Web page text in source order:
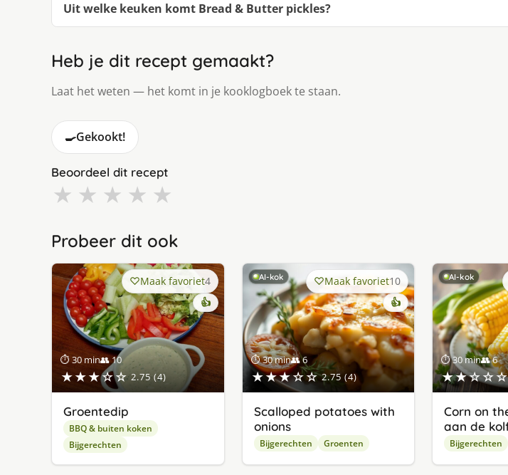
Uit welke keuken komt Bread & Butter pickles?
Heb je dit recept gemaakt?
Laat het weten — het komt in je kooklogboek te staan.
🍳Gekookt!
Beoordeel dit recept
★ ★ ★ ★ ★
Probeer dit ook
⏱ 30 min👥 10
★★★☆☆ 2.75 (4)
Maak favoriet4
👍
Groentedip
BBQ & buiten koken
Bijgerechten
AI-kok
⏱ 30 min👥 6
★★★☆☆ 2.75 (4)
Maak favoriet10
👍
Scalloped potatoes with
onions
Bijgerechten Groenten
AI-kok
⏱ 30 min👥 6
Corn on
aan de
Bijgerechten